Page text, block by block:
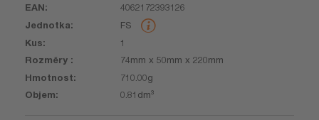
EAN Kus Rozměry
4062172393126
FS
1
74mm x 50mm x 220mm
710.00g
0.81dm³